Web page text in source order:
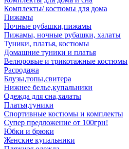
Комплекты/ костюмы для дома
Пижамы
Ночные рубашки,пижамы
Пижамы, ночные рубашки, халаты
Туники, платья, костюмы
Домашние туники и платья
Велюровые и трикотажные костюмы
Расродажа
Блузы,топы,свитера
Нижнее белье,купальники
Одежда для сна,халаты
Платья,туники
Спортивные костюмы и комплекты
Супер предложение от 100грн!
Юбки и брюки
Женские купальники